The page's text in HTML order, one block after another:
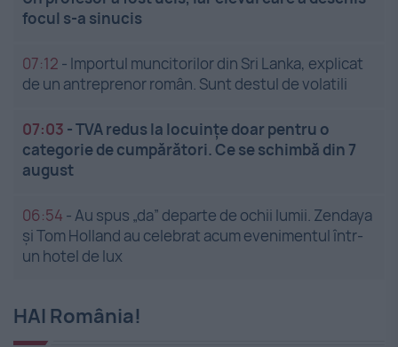
focul s-a sinucis
07:12 - Importul muncitorilor din Sri Lanka, explicat
de un antreprenor român. Sunt destul de volatili
07:03 -TVA redus la locuințe doar pentru o
categorie de cumpărători. Ce se schimbă din 7
august
06:54 -Au spus „da” departe de ochii lumii. Zendaya
și Tom Holland au celebrat acum evenimentul într-
un hotel de lux
HAI România!